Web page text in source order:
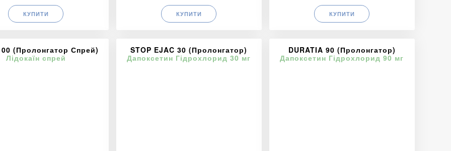
КУПИТИ КУПИТИ КУПИТИ
(Пролонгатор Спрей)
Лідокаїн спрей
STOP EJAC 30 (Пролонгатор)
Дапоксетин Гідрохлорид 30 мг
DURATIA 90 (Пролонгатор)
Дапоксетин Гідрохлорид 90 мг